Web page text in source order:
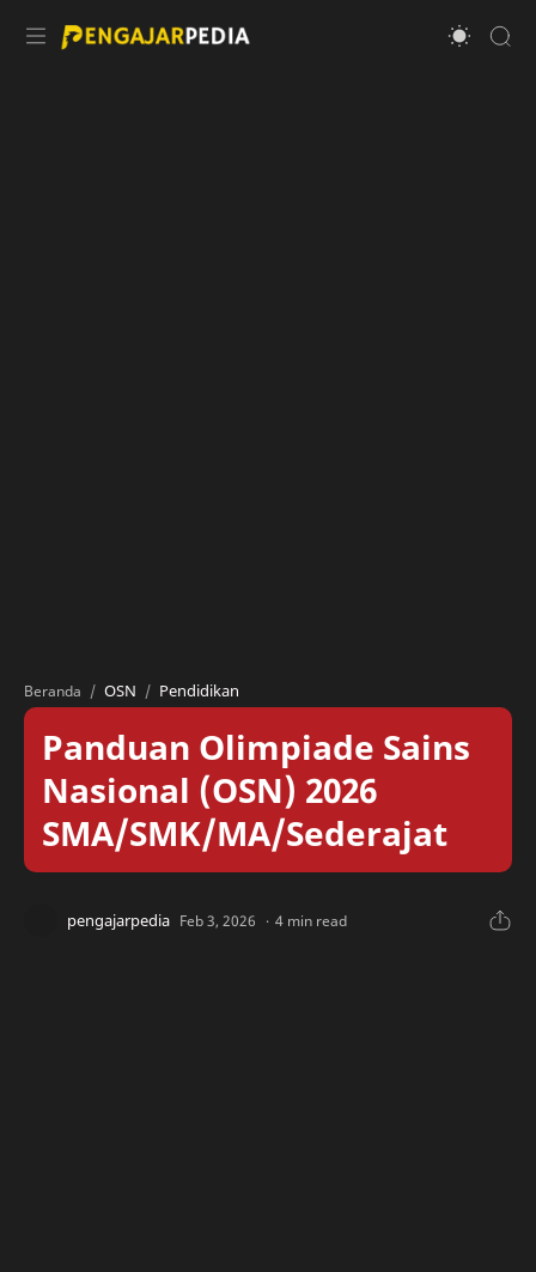
Beranda OSN Pendidikan
Panduan Olimpiade Sains
Nasional (OSN) 2026
SMA/SMK/MA/Sederajat
4 min read